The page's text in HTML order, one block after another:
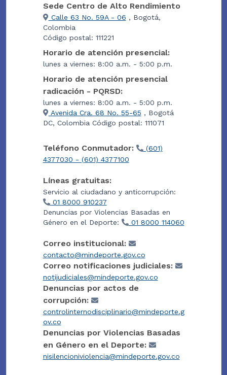
Sede Centro de Alto Rendimiento
Calle 63 No. 59A - 06 , Bogotá,
Colombia
Código postal: 111221
Horario de atención presencial:
lunes a viernes: 8:00 a.m. - 5:00 p.m.
Horario de atención presencial
radicación - PQRSD:
lunes a viernes: 8:00 a.m. - 5:00 p.m.
Avenida Cra. 68 No. 55-65 , Bogotá
DC, Colombia Código postal: 111071
Teléfono Conmutador:
(601)
4377030 - (601) 4377100
Líneas gratuitas:
Servicio al ciudadano y anticorrupción:
01 8000 910237
Denuncias por Violencias Basadas en
Género en el Deporte:
01 8000 114060
Correo institucional:
contacto@mindeporte.gov.co
Correo notificaciones judiciales:
notijudiciales@mindeporte.gov.co
Denuncias por actos de
corrupción:
controlinternodisciplinario@mindeporte.g
ov.co
Denuncias por Violencias Basadas
en Género en el Deporte:
nisilencioniviolencia@mindeporte.gov.co